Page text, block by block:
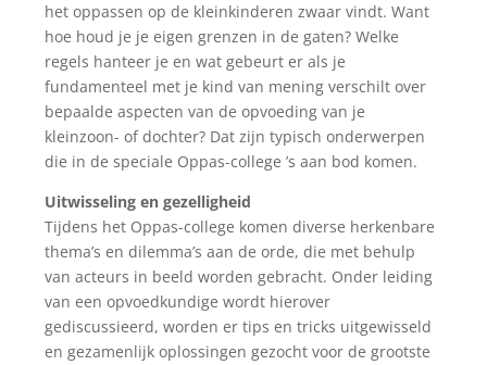
het oppassen op de kleinkinderen zwaar vindt. Want
hoe houd je je eigen grenzen in de gaten? Welke
regels hanteer je en wat gebeurt er als je
fundamenteel met je kind van mening verschilt over
bepaalde aspecten van de opvoeding van je
kleinzoon- of dochter? Dat zijn typisch onderwerpen
die in de speciale Oppas-college ’s aan bod komen.
Uitwisseling en gezelligheid
Tijdens het Oppas-college komen diverse herkenbare
thema’s en dilemma’s aan de orde, die met behulp
van acteurs in beeld worden gebracht. Onder leiding
van een opvoedkundige wordt hierover
gediscussieerd, worden er tips en tricks uitgewisseld
en gezamenlijk oplossingen gezocht voor de grootste